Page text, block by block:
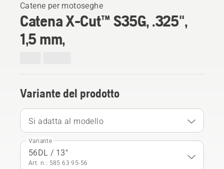
Catene per motoseghe
Catena X-Cut™ S35G, .325",
1,5 mm,
Variante del prodotto
Si adatta al modello
Variante
56DL / 13"
Art. n.: 585 63 95‑56